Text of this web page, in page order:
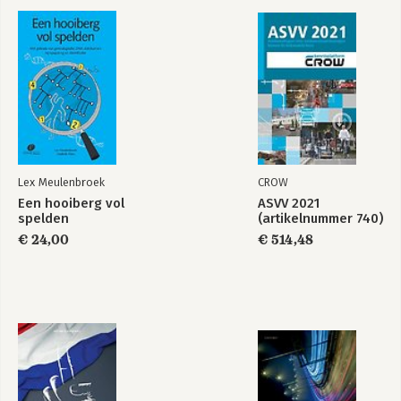
Lex Meulenbroek
Een hooiberg vol
spelden
€ 24,00
CROW
ASVV 2021
(artikelnummer 740)
€ 514,48